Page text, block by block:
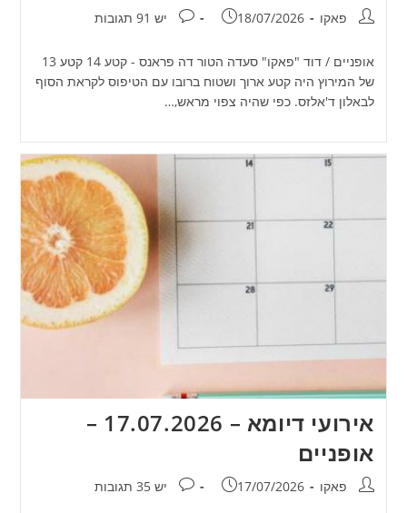
מחבר:פאקו פורסם:
18/07/2026 תגובות:
יש 91 תגובות
אופניים / דוד "פאקו" סעדה הטור דה פראנס - קטע 14 קטע 13
של המירוץ היה קטע ארוך ושטוח ברובו עם הטיפוס לקראת הסוף
לבאלון ד'אלזס. כפי שהיה צפוי מראש,…
אירועי דיומא – 17.07.2026 –
אופניים
מחבר:פאקו פורסם:
17/07/2026 תגובות:
יש 35 תגובות